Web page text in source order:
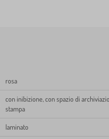
rosa
con inibizione, con spazio di
stampa
laminato